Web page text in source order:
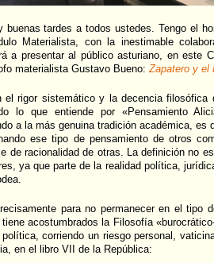
buenas tardes a todos ustedes. Tengo el
Materialista, con la inestimable
a presentar al público asturiano, en este
materialista Gustavo Bueno:Zapatero y el
el rigor sistemático y la decencia filosófica
lo que entiende por «Pensamiento
a la más genuina tradición académica, es
ese tipo de pensamiento de otros
de racionalidad de otras. La definición no
ya que parte de la realidad política,
para no permanecer en el tipo
acostumbrados la Filosofía
corriendo un riesgo personal,
en el libro VII de la República: